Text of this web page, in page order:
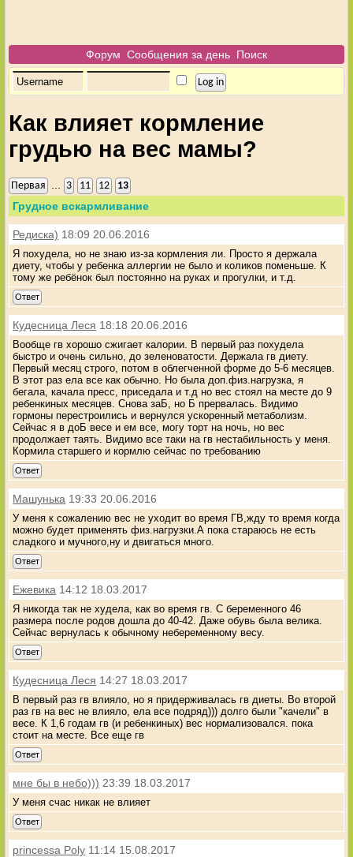
Форум Сообщения за день Поиск
Как влияет кормление
грудью на вес мамы?
Первая 3 11 12 13
Грудное вскармливание
Редиска) 18:09 20.06.2016
Я похудела, но не знаю из-за кормления ли. Просто я держала
диету, чтобы у ребенка аллергии не было и коликов поменьше. К
тому же ребёнок был постоянно на руках и прогулки, и т.д.
Ответ
Кудесница Леся 18:18 20.06.2016
Вообще гв хорошо сжигает калории. В первый раз похудела
быстро и очень сильно, до зеленоватости. Держала гв диету.
Первый месяц строго, потом в облегченной форме до 5-6 месяцев.
В этот раз ела все как обычно. Но была доп.физ.нагрузка, я
бегала, качала пресс, приседала и т.д но вес стоял на месте до 9
ребенкиных месяцев. Снова заБ, но Б прервалась. Видимо
гормоны перестроились и вернулся ускоренный метаболизм.
Сейчас я в доБ весе и ем все, могу торт на ночь, но вес
продолжает таять. Видимо все таки на гв нестабильность у меня.
Кормила старшего и кормлю сейчас по требованию
Ответ
Машунька 19:33 20.06.2016
У меня к сожалению вес не уходит во время ГВ,жду то время когда
можно будет применять физ.нагрузки.А пока стараюсь не есть
сладкого и мучного,ну и двигаться много.
Ответ
Ежевика 14:12 18.03.2017
Я никогда так не худела, как во время гв. С беременного 46
размера после родов дошла до 40-42. Даже обувь была велика.
Сейчас вернулась к обычному небеременному весу.
Ответ
Кудесница Леся 14:27 18.03.2017
В первый раз гв влияло, но я придерживалась гв диеты. Во второй
раз гв на вес не влияло, ела все подряд))) долго были "качели" в
весе. К 1,6 годам гв (и ребенкиных) вес нормализовался. пока
стоит на месте. Все еще гв
Ответ
мне бы в небо))) 23:39 18.03.2017
У меня счас никак не влияет
Ответ
princessa Poly 11:14 15.08.2017